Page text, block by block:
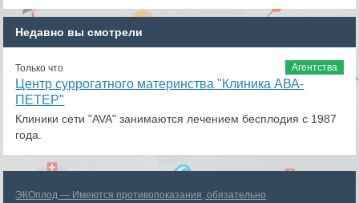
Недавно вы смотрели
Агентства
Только что
Центр суррогатного материнства "Клиника АВА-
ПЕТЕР"
Клиники сети "AVA" занимаются лечением бесплодия с 1987
года.
ЭКОплод — Имеются противопоказания, обязательно